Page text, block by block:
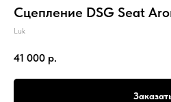
Сцепление DSG Seat
Luk
41 000 р.